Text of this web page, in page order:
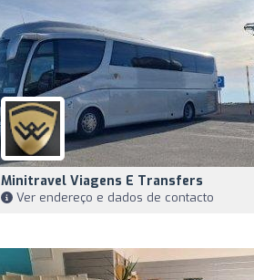
Minitravel Viagens E Transfers
Ver endereço e dados de contacto